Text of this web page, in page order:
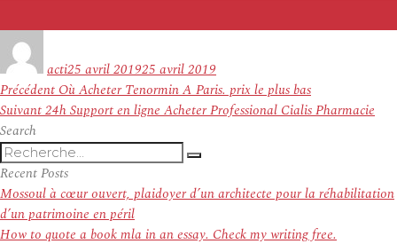
actile
25 avril 201925 avril 2019
Navigation
de
l’article
Précédent Article
précédent :
Où Acheter Tenormin A Paris. prix le plus bas
SuivantArticle
24h Support en ligne Acheter Professional Cialis Pharmacie
Search
Recherche
pour
:
Recherche
Recent Posts
Mossoul à cœur ouvert, plaidoyer d’un architecte pour la réhabilitation
d’un patrimoine en péril
How to quote a book mla in an essay. Check my writing free.